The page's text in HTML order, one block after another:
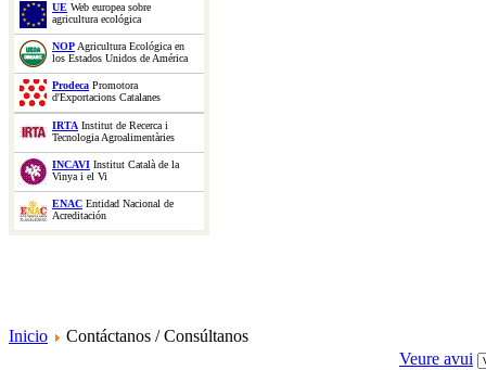
UE Web europea sobre
agricultura ecológica
NOPAgricultura Ecológica en
los Estados Unidos de América
Prodeca Promotora
d'Exportacions Catalanes
IRTA Institut de Recerca i
Tecnologia Agroalimentàries
INCAVI Institut Català de la
Vinya i el Vi
ENAC Entidad Nacional de
Acreditación
Inicio
Contáctanos / Consúltanos
Veure avui